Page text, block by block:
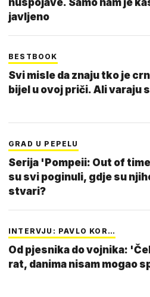
javljeno
BESTBOOK
Svi misle da znaju tko je
bijel u ovoj priči. Ali varaju
GRAD U PEPELU
Serija 'Pompeii: Out of
su svi poginuli, gdje su
stvari?
INTERVJU: PAVLO KOR…
Od pjesnika do vojnika:
rat, danima nisam mogao